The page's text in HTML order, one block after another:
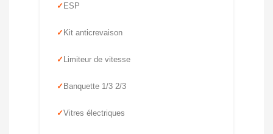
ESP
Kit anticrevaison
Limiteur de vitesse
Banquette 1/3 2/3
Vitres électriques